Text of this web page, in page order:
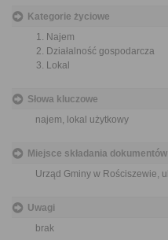
Kategorie życiowe
Najem
Działalność gospodarcza
Lokal
Słowa kluczowe
najem, lokal użytkowy
Miejsce składania dokumentów
Urząd Gminy w Rościszewie,
Uwagi
brak